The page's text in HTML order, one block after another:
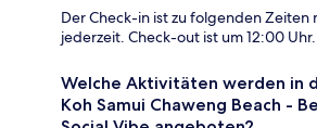
Der Check-in ist zu folgenden Zeiten
jederzeit. Check-out ist um 12:00 Uhr.
Welche Aktivitäten werden in
Koh Samui Chaweng Beach -